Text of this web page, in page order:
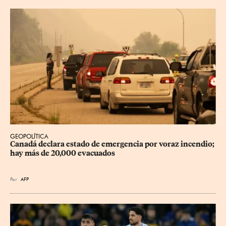
GEOPOLÍTICA
Canadá declara estado de emergencia por voraz incendio;
hay más de 20,000 evacuados
Por AFP